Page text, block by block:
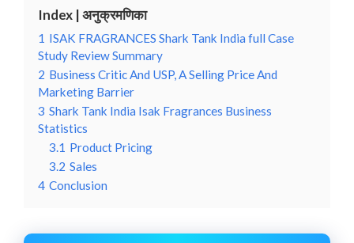
Index | अनुक्रमणिका
1 ISAK FRAGRANCES Shark Tank India full Case
Study Review Summary
2 Business Critic And USP, A Selling Price And
Marketing Barrier
3 Shark Tank India Isak Fragrances Business
Statistics
3.1 Product Pricing
3.2 Sales
4 Conclusion